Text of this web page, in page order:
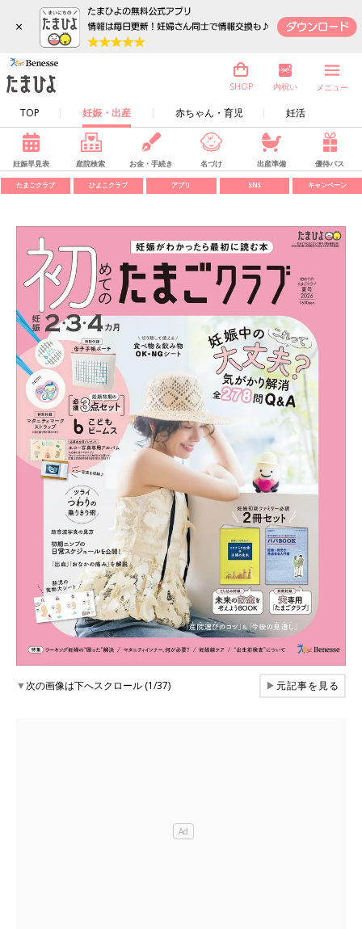
×
TOP 妊娠・出産 赤ちゃん・育児 妊活
SHOP 内祝い メニュー
妊娠早見表 産院検索 お金・手続き 名づけ 出産準備 優待パス
たまごクラブ ひよこクラブ アプリ SNS キャンペーン
▼次の画像は下へスクロール (1/37) ▶元記事を見る